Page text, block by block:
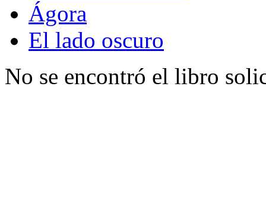
Ágora
El lado oscuro
No se encontró el libro